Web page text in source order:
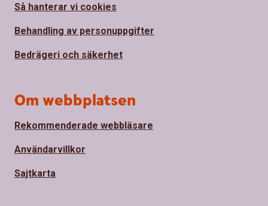
Så hanterar vi cookies
Behandling av personuppgifter
Bedrägeri och säkerhet
Om webbplatsen
Rekommenderade webbläsare
Användarvillkor
Sajtkarta